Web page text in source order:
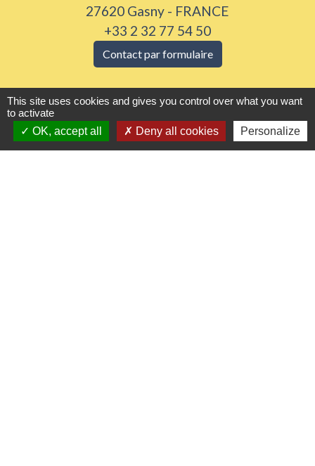
27620 Gasny - FRANCE
+33 2 32 77 54 50
Contact par formulaire
Horaires d'ouverture
Du lundi au vendredi de 8h30 à 12h et 13h30 à
17h30
Samedi 8h30 à 12h
This site uses cookies and gives you control over what you want
to activate
OK, accept all
Deny all cookies Personalize